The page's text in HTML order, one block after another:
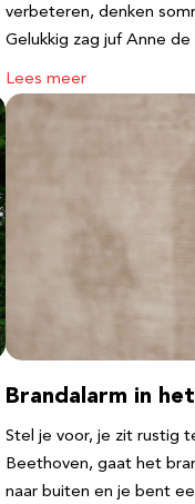
verbeteren, denken
Gelukkig zag juf Anne
Lees meer
Brandalarm in
Stel je voor, je zit rustig
Beethoven, gaat het
naar buiten en je bent